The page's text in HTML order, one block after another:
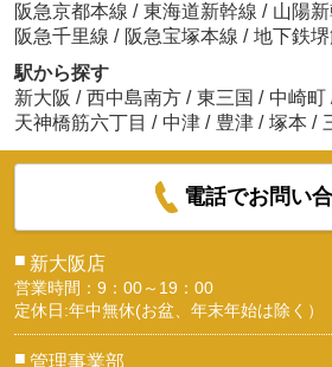
阪急京都本線 / 東海道新幹線 / 山陽
阪急千里線 / 阪急宝塚本線 / 地下鉄
駅から探す
新大阪 / 西中島南方 / 東三国 / 中崎町
天神橋筋六丁目 / 中津 / 豊津 / 塚本 /
電話でお問い
■ 新大阪店
営業時間：9：00～19：00
定休日:年中無休(お盆、年末年始は除く）
■ 管理事業部